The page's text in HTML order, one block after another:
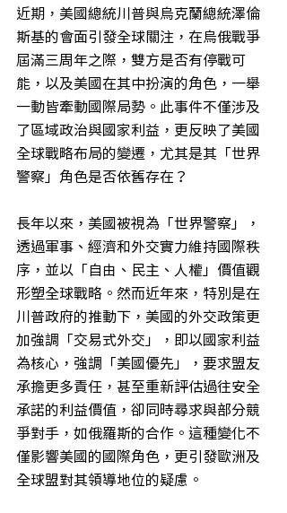
近期，美國總統川普與烏克蘭總統澤倫
斯基的會面引發全球關注，在烏俄戰爭
屆滿三周年之際，雙方是否有停戰可
能，以及美國在其中扮演的角色，一舉
一動皆牽動國際局勢。此事件不僅涉及
了區域政治與國家利益，更反映了美國
全球戰略布局的變遷，尤其是其「世界
警察」角色是否依舊存在？
長年以來，美國被視為「世界警察」，
透過軍事、經濟和外交實力維持國際秩
序，並以「自由、民主、人權」價值觀
形塑全球戰略。然而近年來，特別是在
川普政府的推動下，美國的外交政策更
加強調「交易式外交」，即以國家利益
為核心，強調「美國優先」，要求盟友
承擔更多責任，甚至重新評估過往安全
承諾的利益價值，卻同時尋求與部分競
爭對手，如俄羅斯的合作。這種變化不
僅影響美國的國際角色，更引發歐洲及
全球盟對其領導地位的疑慮。